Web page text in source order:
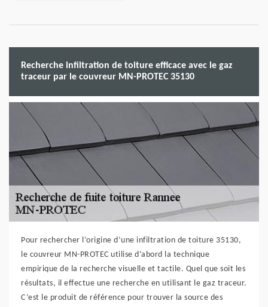
Recherche infiltration de toiture efficace avec le gaz
traceur par le couvreur MN-PROTEC 35130
Pour rechercher l’origine d’une infiltration de toiture 35130,
le couvreur MN-PROTEC utilise d’abord la technique
empirique de la recherche visuelle et tactile. Quel que soit les
résultats, il effectue une recherche en utilisant le gaz traceur.
C’est le produit de référence pour trouver la source des